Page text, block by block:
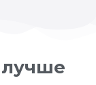
лучше